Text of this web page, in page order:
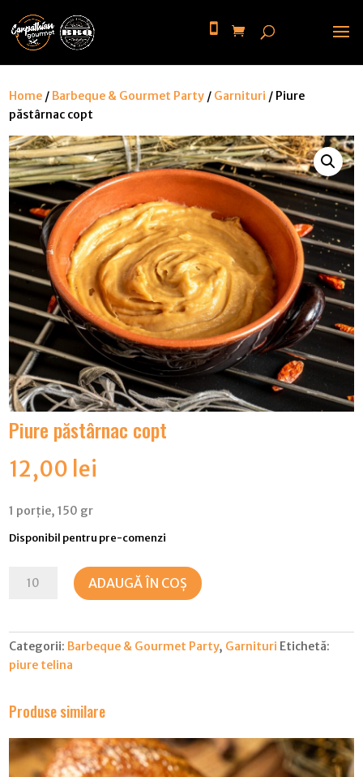
Home / Barbeque & Gourmet Party / Garnituri / Piure
păstârnac copt
Piure păstârnac copt
12,00 lei
1 porție, 150 gr
Disponibil pentru pre-comenzi
Cantitate
copt
ADAUGĂ ÎN COȘ
Categorii: Barbeque & Gourmet Party, Garnituri Etichetă:
piure telina
Produse similare